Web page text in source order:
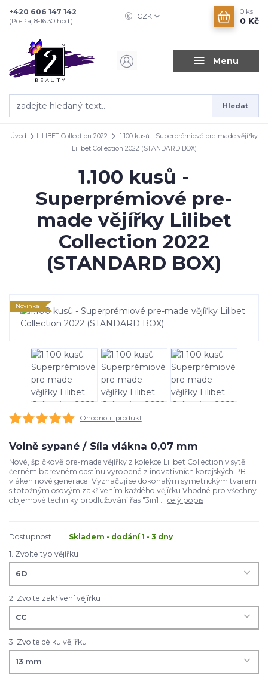
Menu
CZK
Hledat
+420 606 147 142
(Po-Pá, 8-16.30 hod.)
0 ks
0 Kč
Úvod LILIBET Collection 2022
1.100 kusů - Superprémiové pre-made vějířky
Lilibet Collection 2022 (STANDARD BOX)
1.100 kusů -
Superprémiové pre-
made vějířky Lilibet
Collection 2022
(STANDARD BOX)
Novinka
Ohodnotit produkt
Volně sypané / Síla vlákna 0,07 mm
Nové, špičkově pre-made vějířky z kolekce Lilibet Collection v sytě
černém barevném odstínu vyrobené z inovativních korejských PBT
vláken nové generace. Vyznačují se dokonalým symetrickým tvarem
s totožným osovým zakřivením každého vějířku Vhodné pro všechny
objemové techniky prodlužování řas "3in1 ... celý popis
Dostupnost
Skladem - dodání 1 - 3 dny
1. Zvolte typ vějířku
2. Zvolte zakřivení vějířku
3. Zvolte délku vějířku